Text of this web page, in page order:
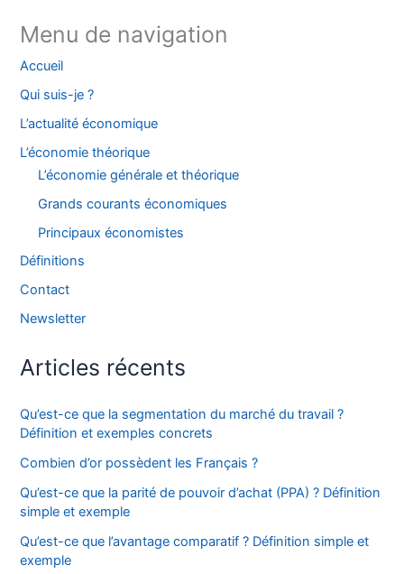
Menu de navigation
Accueil
Qui suis-je ?
L’actualité économique
L’économie théorique
L’économie générale et théorique
Grands courants économiques
Principaux économistes
Définitions
Contact
Newsletter
Articles récents
Qu’est-ce que la segmentation du marché du travail ?
Définition et exemples concrets
Combien d’or possèdent les Français ?
Qu’est-ce que la parité de pouvoir d’achat (PPA) ? Définition
simple et exemple
Qu’est-ce que l’avantage comparatif ? Définition simple et
exemple